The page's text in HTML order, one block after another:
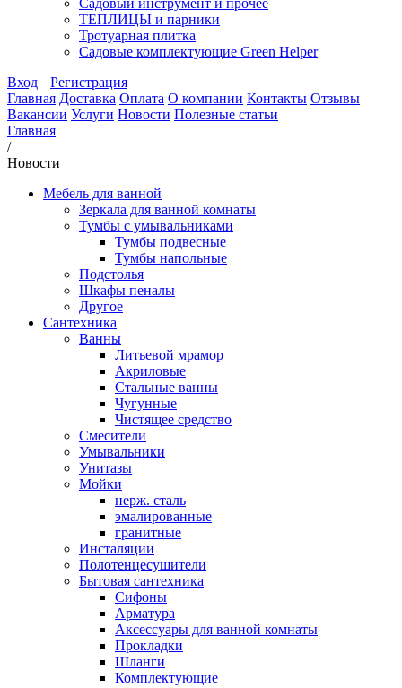
Садовый инструмент и прочее
ТЕПЛИЦЫ и парники
Тротуарная плитка
Садовые комплектующие Green Helper
Вход
Регистрация
Главная Доставка Оплата О компании Контакты Отзывы
Вакансии Услуги Новости Полезные статьи
Главная
/
Новости
Мебель для ванной
Зеркала для ванной комнаты
Тумбы с умывальниками
Тумбы подвесные
Тумбы напольные
Подстолья
Шкафы пеналы
Другое
Сантехника
Ванны
Литьевой мрамор
Акриловые
Стальные ванны
Чугунные
Чистящее средство
Смесители
Умывальники
Унитазы
Мойки
нерж. сталь
эмалированные
гранитные
Инсталяции
Полотенцесушители
Бытовая сантехника
Сифоны
Арматура
Аксессуары для ванной комнаты
Прокладки
Шланги
Комплектующие